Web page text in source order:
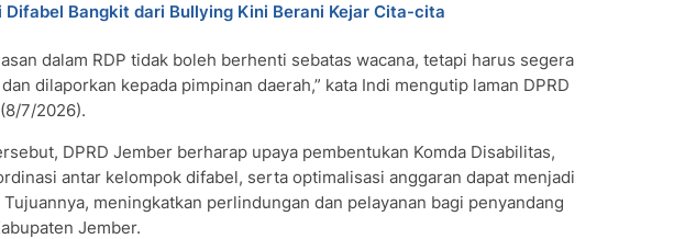
Difabel Bangkit dari Bullying Kini Berani Kejar Cita-cita
dalam RDP tidak boleh berhenti sebatas wacana, tetapi harus segera
dilaporkan kepada pimpinan daerah,” kata Indi mengutip laman DPRD
7/2026).
DPRD Jember berharap upaya pembentukan Komda Disabilitas,
antar kelompok difabel, serta optimalisasi anggaran dapat menjadi
Tujuannya, meningkatkan perlindungan dan pelayanan bagi penyandang
Jember.